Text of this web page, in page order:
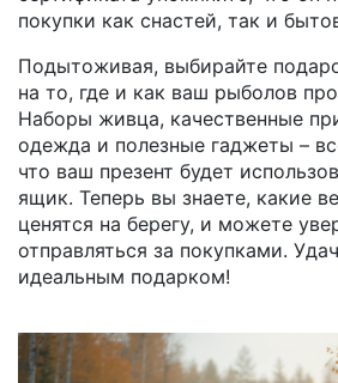
покупки как снастей, так и
Подытоживая, выбирайте
на то, где и как ваш рыболов
Наборы живца, качественные
одежда и полезные гаджеты –
что ваш презент будет
ящик. Теперь вы знаете, какие
ценятся на берегу, и можете
отправляться за покупками.
идеальным подарком!